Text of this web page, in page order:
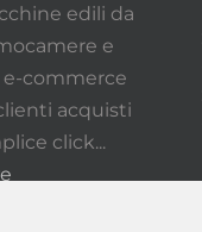
edili da
e
commerce
acquisti
click...